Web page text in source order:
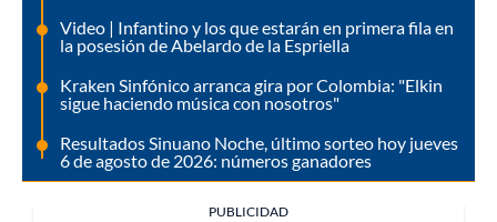
Video | Infantino y los que estarán en primera fila en
la posesión de Abelardo de la Espriella
Kraken Sinfónico arranca gira por Colombia: "Elkin
sigue haciendo música con nosotros"
Resultados Sinuano Noche, último sorteo hoy jueves
6 de agosto de 2026: números ganadores
PUBLICIDAD